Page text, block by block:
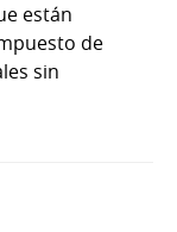
están
de
sin